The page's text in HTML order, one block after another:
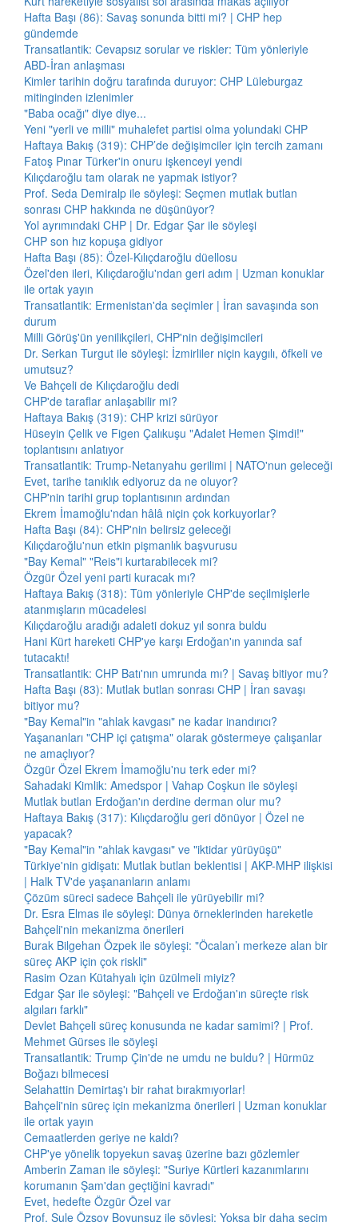
Hafta Başı (86): Savaş sonunda bitti mi? | CHP hep
gündemde
Transatlantik: Cevapsız sorular ve riskler: Tüm yönleriyle
ABD-İran anlaşması
Kimler tarihin doğru tarafında duruyor: CHP Lüleburgaz
mitinginden izlenimler
"Baba ocağı" diye diye...
Yeni "yerli ve milli" muhalefet partisi olma yolundaki CHP
Haftaya Bakış (319): CHP’de değişimciler için tercih zamanı
Fatoş Pınar Türker'in onuru işkenceyi yendi
Kılıçdaroğlu tam olarak ne yapmak istiyor?
Prof. Seda Demiralp ile söyleşi: Seçmen mutlak butlan
sonrası CHP hakkında ne düşünüyor?
Yol ayrımındaki CHP | Dr. Edgar Şar ile söyleşi
CHP son hız kopuşa gidiyor
Hafta Başı (85): Özel-Kılıçdaroğlu düellosu
Özel'den ileri, Kılıçdaroğlu'ndan geri adım | Uzman konuklar
ile ortak yayın
Transatlantik: Ermenistan'da seçimler | İran savaşında son
durum
Milli Görüş'ün yenilikçileri, CHP'nin değişimcileri
Dr. Serkan Turgut ile söyleşi: İzmirliler niçin kaygılı, öfkeli ve
umutsuz?
Ve Bahçeli de Kılıçdaroğlu dedi
CHP'de taraflar anlaşabilir mi?
Haftaya Bakış (319): CHP krizi sürüyor
Hüseyin Çelik ve Figen Çalıkuşu "Adalet Hemen Şimdi!"
toplantısını anlatıyor
Transatlantik: Trump-Netanyahu gerilimi | NATO'nun geleceği
Evet, tarihe tanıklık ediyoruz da ne oluyor?
CHP'nin tarihi grup toplantısının ardından
Ekrem İmamoğlu'ndan hâlâ niçin çok korkuyorlar?
Hafta Başı (84): CHP'nin belirsiz geleceği
Kılıçdaroğlu'nun etkin pişmanlık başvurusu
"Bay Kemal" "Reis"i kurtarabilecek mi?
Özgür Özel yeni parti kuracak mı?
Haftaya Bakış (318): Tüm yönleriyle CHP'de seçilmişlerle
atanmışların mücadelesi
Kılıçdaroğlu aradığı adaleti dokuz yıl sonra buldu
Hani Kürt hareketi CHP'ye karşı Erdoğan'ın yanında saf
tutacaktı!
Transatlantik: CHP Batı'nın umrunda mı? | Savaş bitiyor mu?
Hafta Başı (83): Mutlak butlan sonrası CHP | İran savaşı
bitiyor mu?
"Bay Kemal"in "ahlak kavgası" ne kadar inandırıcı?
Yaşananları "CHP içi çatışma" olarak göstermeye çalışanlar
ne amaçlıyor?
Özgür Özel Ekrem İmamoğlu'nu terk eder mi?
Sahadaki Kimlik: Amedspor | Vahap Coşkun ile söyleşi
Mutlak butlan Erdoğan'ın derdine derman olur mu?
Haftaya Bakış (317): Kılıçdaroğlu geri dönüyor | Özel ne
yapacak?
"Bay Kemal"in "ahlak kavgası" ve "iktidar yürüyüşü"
Türkiye'nin gidişatı: Mutlak butlan beklentisi | AKP-MHP ilişkisi
| Halk TV'de yaşananların anlamı
Çözüm süreci sadece Bahçeli ile yürüyebilir mi?
Dr. Esra Elmas ile söyleşi: Dünya örneklerinden hareketle
Bahçeli'nin mekanizma önerileri
Burak Bilgehan Özpek ile söyleşi: "Öcalan’ı merkeze alan bir
süreç AKP için çok riskli"
Rasim Ozan Kütahyalı için üzülmeli miyiz?
Edgar Şar ile söyleşi: "Bahçeli ve Erdoğan'ın süreçte risk
algıları farklı"
Devlet Bahçeli süreç konusunda ne kadar samimi? | Prof.
Mehmet Gürses ile söyleşi
Transatlantik: Trump Çin'de ne umdu ne buldu? | Hürmüz
Boğazı bilmecesi
Selahattin Demirtaş'ı bir rahat bırakmıyorlar!
Bahçeli'nin süreç için mekanizma önerileri | Uzman konuklar
ile ortak yayın
Cemaatlerden geriye ne kaldı?
CHP'ye yönelik topyekun savaş üzerine bazı gözlemler
Amberin Zaman ile söyleşi: "Suriye Kürtleri kazanımlarını
korumanın Şam'dan geçtiğini kavradı"
Evet, hedefte Özgür Özel var
Prof. Şule Özsoy Boyunsuz ile söyleşi: Yoksa bir daha seçim